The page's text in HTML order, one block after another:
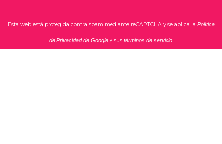
Esta web está protegida contra spam mediante reCAPTCHA y se aplica la Política
de Privacidad de Googley sus términos de servicio.